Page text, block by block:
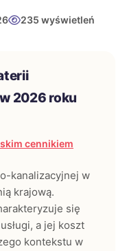
235 wyświetleń
2026 roku
cennikiem
kanalizacyjnej w
krajową.
się
a jej koszt
kontekstu w